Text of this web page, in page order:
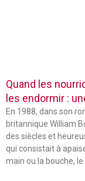
Quand les
les endormir :
En 1988, dans son
britannique William
des siècles et
qui consistait à
main ou la bouche,